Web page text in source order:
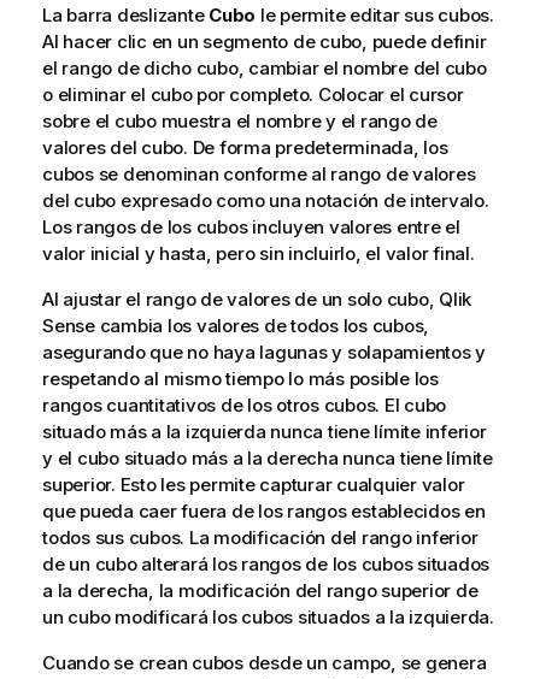
La barra deslizante Cubo le permite editar sus cubos.
Al hacer clic en un segmento de cubo, puede definir
el rango de dicho cubo, cambiar el nombre del cubo
o eliminar el cubo por completo. Colocar el cursor
sobre el cubo muestra el nombre y el rango de
valores del cubo. De forma predeterminada, los
cubos se denominan conforme al rango de valores
del cubo expresado como una notación de intervalo.
Los rangos de los cubos incluyen valores entre el
valor inicial y hasta, pero sin incluirlo, el valor final.
Al ajustar el rango de valores de un solo cubo, Qlik
Sensecambia los valores de todos los cubos,
asegurando que no haya lagunas y solapamientos y
respetando al mismo tiempo lo más posible los
rangos cuantitativos de los otros cubos. El cubo
situado más a la izquierda nunca tiene límite inferior
y el cubo situado más a la derecha nunca tiene límite
superior. Esto les permite capturar cualquier valor
que pueda caer fuera de los rangos establecidos en
todos sus cubos. La modificación del rango inferior
de un cubo alterará los rangos de los cubos situados
a la derecha, la modificación del rango superior de
un cubo modificará los cubos situados a la izquierda.
Cuando se crean cubos desde un campo, se genera